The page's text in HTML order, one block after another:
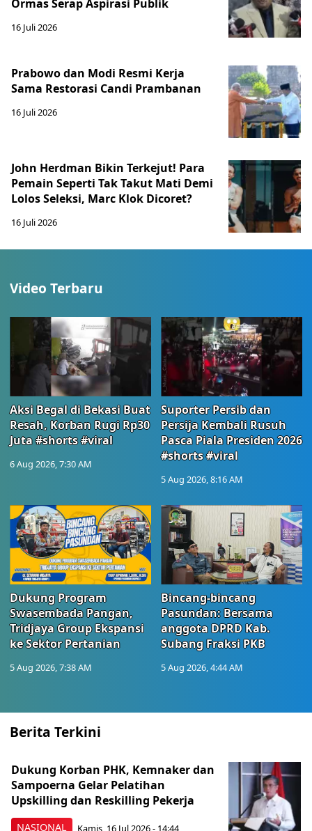
Ormas Serap Aspirasi Publik
16 Juli 2026
Prabowo dan Modi Resmi Kerja
Sama Restorasi Candi Prambanan
16 Juli 2026
John Herdman Bikin Terkejut! Para
Pemain Seperti Tak Takut Mati Demi
Lolos Seleksi, Marc Klok Dicoret?
16 Juli 2026
Video Terbaru
Aksi Begal di Bekasi Buat
Resah, Korban Rugi Rp30
Juta #shorts #viral
6 Aug 2026, 7:30 AM
Suporter Persib dan
Persija Kembali Rusuh
Pasca Piala Presiden 2026
#shorts #viral
5 Aug 2026, 8:16 AM
Dukung Program
Swasembada Pangan,
Tridjaya Group Ekspansi
ke Sektor Pertanian
5 Aug 2026, 7:38 AM
Bincang-bincang
Pasundan: Bersama
anggota DPRD Kab.
Subang Fraksi PKB
5 Aug 2026, 4:44 AM
Berita Terkini
NASIONAL
Dukung Korban PHK, Kemnaker dan
Sampoerna Gelar Pelatihan
Upskilling dan Reskilling Pekerja
Kamis, 16 Jul 2026 - 14:44